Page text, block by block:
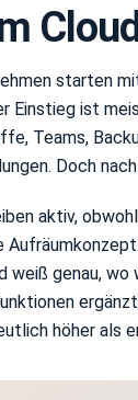
starten
Einstieg ist
Teams,
Doch
aktiv,
weiß genau,
höher als